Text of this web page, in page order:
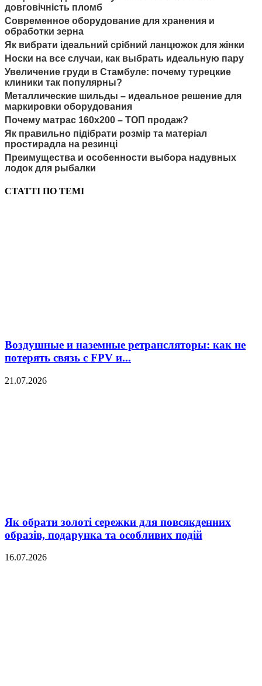
довговічність пломб
Современное оборудование для хранения и
обработки зерна
Як вибрати ідеальний срібний ланцюжок для жінки
Носки на все случаи, как выбрать идеальную пару
Увеличение груди в Стамбуле: почему турецкие
клиники так популярны?
Металлические шильды – идеальное решение для
маркировки оборудования
Почему матрас 160х200 – ТОП продаж?
Як правильно підібрати розмір та матеріал
простирадла на резинці
Преимущества и особенности выбора надувных
лодок для рыбалки
СТАТТІ ПО ТЕМІ
Воздушные и наземные ретрансляторы: как не
потерять связь с FPV и...
21.07.2026
Як обрати золоті сережки для повсякденних
образів, подарунка та особливих подій
16.07.2026